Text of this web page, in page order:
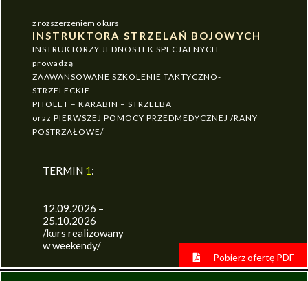
z rozszerzeniem o kurs
INSTRUKTORA STRZELAŃ BOJOWYCH
INSTRUKTORZY JEDNOSTEK SPECJALNYCH
prowadzą
ZAAWANSOWANE SZKOLENIE TAKTYCZNO-
STRZELECKIE
PITOLET – KARABIN – STRZELBA
oraz PIERWSZEJ POMOCY PRZEDMEDYCZNEJ /RANY
POSTRZAŁOWE/
TERMIN 1:
12.09.2026 –
25.10.2026
/kurs realizowany
w weekendy/
Pobierz ofertę PDF